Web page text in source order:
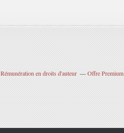
Rémunération en droits d'auteur Offre Premium